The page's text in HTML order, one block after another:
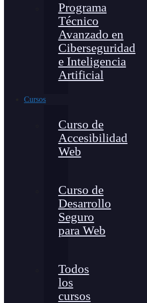
Programa
Técnico
Avanzado en
Ciberseguridad
e Inteligencia
Artificial
Cursos
Curso de
Accesibilidad
Web
Curso de
Desarrollo
Seguro
para Web
Todos
los
cursos